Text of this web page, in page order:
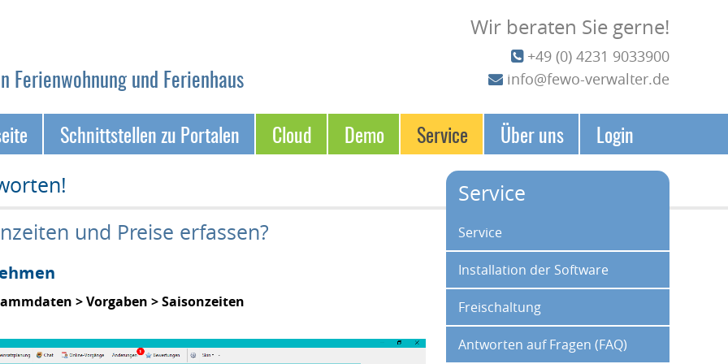
und Ferienhaus
Wir beraten Sie gerne!
+49 (0) 4231 9033900
info@fewo-verwalter.de
Schnittstellen zu Portalen Cloud Demo Service Über uns Login
und Preise erfassen?
> Vorgaben > Saisonzeiten
Service
Navigation überspringen
Service
Installation der Software
Freischaltung
Antworten auf Fragen (FAQ)